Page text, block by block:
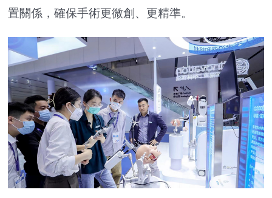
置關係，確保手術更微創、更精準。